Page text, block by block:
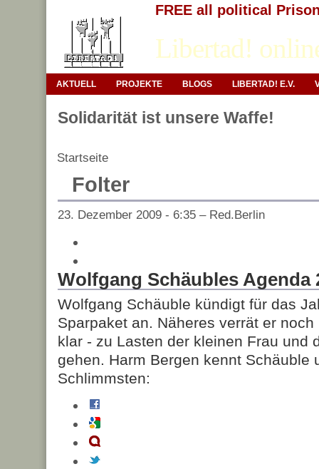
FREE all political
Libertad!
AKTUELL PROJEKTE BLOGS LIBERTAD! E.V.
Solidarität ist unsere Waffe!
Startseite
Folter
23. Dezember 2009 - 6:35 – Red.Berlin
Wolfgang Schäubles Agenda
Wolfgang Schäuble kündigt für das
Sparpaket an. Näheres verrät er
klar - zu Lasten der kleinen Frau und
gehen. Harm Bergen kennt Schäuble
Schlimmsten: